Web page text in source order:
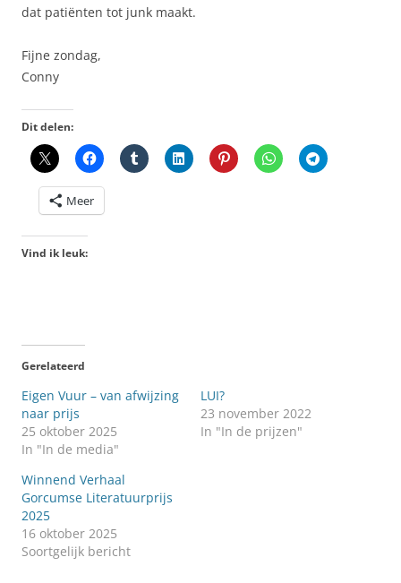
dat patiënten tot junk maakt.
Fijne zondag,
Conny
Dit delen:
Meer
Vind ik leuk:
Gerelateerd
Eigen Vuur – van afwijzing
naar prijs
25 oktober 2025
In "In de media"
LUI?
23 november 2022
In "In de prijzen"
Winnend Verhaal
Gorcumse Literatuurprijs
2025
16 oktober 2025
Soortgelijk bericht